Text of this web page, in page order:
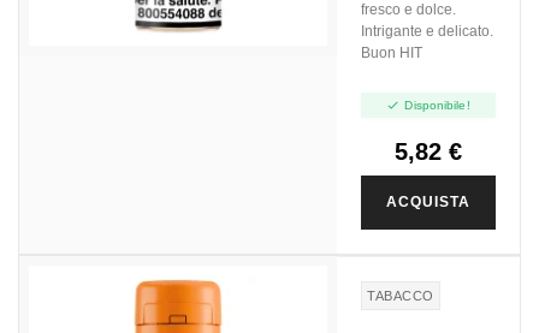
fresco e dolce.
Intrigante e delicato.
Buon HIT
 Disponibile!
5,82 €
ACQUISTA
TABACCO